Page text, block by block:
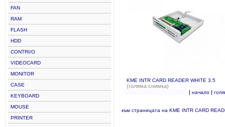
FAN
RAM
FLASH
HDD
CONTRI/O
VIDEOCARD
MONITOR
CASE
KEYBOARD
MOUSE
PRINTER
KME INTR CARD READER WHITE 3.5
(голяма снимка)
|начало |
към страницата на KME INTR CARD